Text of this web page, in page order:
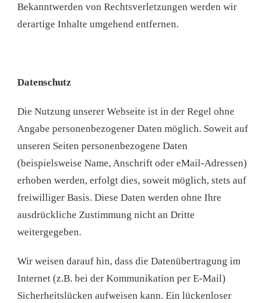
Bekanntwerden von Rechtsverletzungen werden wir
derartige Inhalte umgehend entfernen.
Datenschutz
Die Nutzung unserer Webseite ist in der Regel ohne
Angabe personenbezogener Daten möglich. Soweit auf
unseren Seiten personenbezogene Daten
(beispielsweise Name, Anschrift oder eMail-Adressen)
erhoben werden, erfolgt dies, soweit möglich, stets auf
freiwilliger Basis. Diese Daten werden ohne Ihre
ausdrückliche Zustimmung nicht an Dritte
weitergegeben.
Wir weisen darauf hin, dass die Datenübertragung im
Internet (z.B. bei der Kommunikation per E-Mail)
Sicherheitslücken aufweisen kann. Ein lückenloser